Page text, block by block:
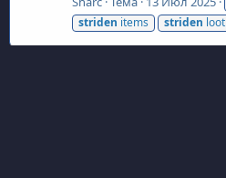
striden items striden loot